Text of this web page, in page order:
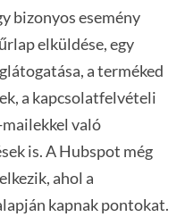
bizonyos esemény
elküldése, egy
a terméked
a kapcsolatfelvételi
való
is. A Hubspot még
ahol a
kapnak pontokat.